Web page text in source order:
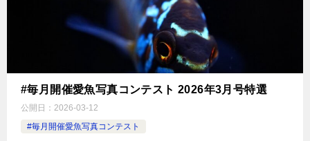
#毎月開催愛魚写真コンテスト 2026年3月号特選
公開日： 2026-03-12
#毎月開催愛魚写真コンテスト